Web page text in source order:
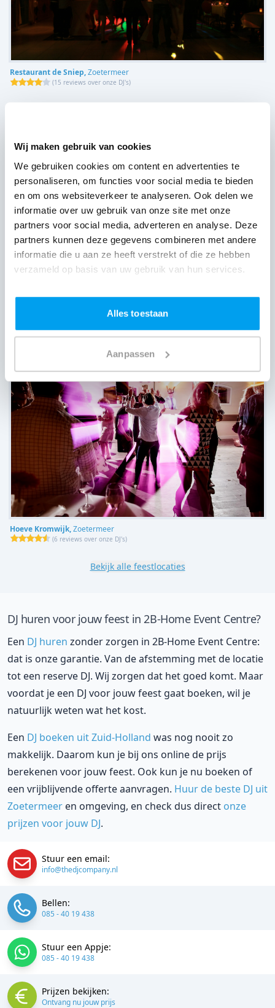
Wij maken gebruik van cookies
We gebruiken cookies om content en advertenties te
personaliseren, om functies voor social media te bieden
en om ons websiteverkeer te analyseren. Ook delen we
informatie over uw gebruik van onze site met onze
partners voor social media, adverteren en analyse. Deze
partners kunnen deze gegevens combineren met andere
informatie die u aan ze heeft verstrekt of die ze hebben
verzameld op basis van uw gebruik van hun services.
Alles toestaan
Aanpassen
Restaurant de Sniep,Zoetermeer
(15 reviews over onze DJ's)
Hoeve Kromwijk,Zoetermeer
(6 reviews over onze DJ's)
Bekijk alle feestlocaties
DJ huren voor jouw feest in 2B-Home Event Centre?
Een DJ huren zonder zorgen in 2B-Home Event Centre:
dat is onze garantie. Van de afstemming met de locatie
tot een reserve DJ. Wij zorgen dat het goed komt. Maar
voordat je een DJ voor jouw feest gaat boeken, wil je
natuurlijk weten wat het kost.
Een DJ boeken uit Zuid-Holland was nog nooit zo
makkelijk. Daarom kun je bij ons online de prijs
berekenen voor jouw feest. Ook kun je nu boeken of
een vrijblijvende offerte aanvragen. Huur de beste DJ uit
Zoetermeer en omgeving, en check dus direct onze
prijzen voor jouw DJ.
Stuur een email:
info@thedjcompany.nl
Bellen:
085 - 40 19 438
Stuur een Appje:
085 - 40 19 438
Prijzen bekijken:
Ontvang nu jouw prijs